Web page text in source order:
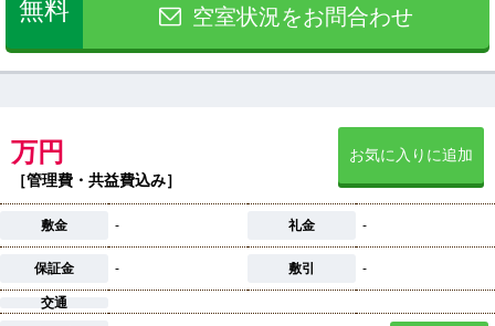
無料 空室状況をお問合わせ
万円
［管理費・共益費込み］
お気に入りに追加
敷金 - 礼金 -
保証金 - 敷引 -
交通